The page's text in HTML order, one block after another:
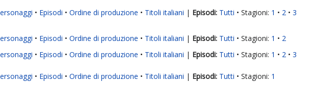
Episodi Ordine di produzione Titoli italiani | Tutti Stagioni: 1 2
3
Episodi Ordine di produzione Titoli italiani | Tutti Stagioni: 1
2
Episodi Ordine di produzione Titoli italiani | Tutti Stagioni: 1 2
3
Episodi Ordine di produzione Titoli italiani | Tutti Stagioni: 1